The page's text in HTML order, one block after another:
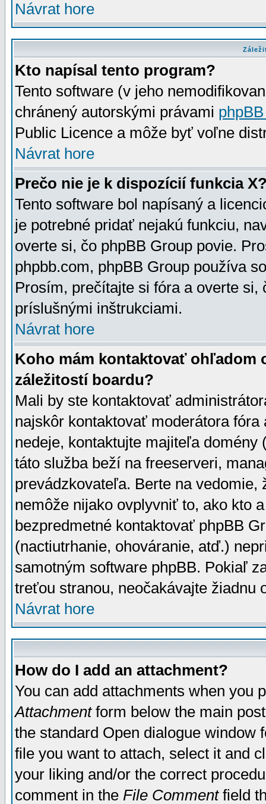
Návrat hore
Kto napísal tento program?
Tento software (v jeho
chránený autorskými právami
Public Licence a môže byť voľne
Návrat hore
Prečo nie je k dispozícií funkcia
Tento software bol napísaný a
je potrebné pridať nejakú funkciu,
overte si, čo phpBB Group povie.
phpbb.com, phpBB Group používa
Prosím, prečítajte si fóra a overte
príslušnými inštrukciami.
Návrat hore
Koho mám kontaktovať ohľadom
záležitostí boardu?
Mali by ste kontaktovať
najskôr kontaktovať moderátora
nedeje, kontaktujte majiteľa
táto služba beží na freeserveri,
prevádzkovateľa. Berte na vedomie,
nemôže nijako ovplyvniť to, ako kto
bezpredmetné kontaktovať phpBB
(nactiutrhanie, ohováranie, atď.)
samotným software phpBB. Pokiaľ
treťou stranou, neočakávajte žiadnu
Návrat hore
How do I add an attachment?
You can add attachments when you
Attachmentform below the main
the standard Open dialogue window
file you want to attach, select it and
your liking and/or the correct
comment in the File Commentfield